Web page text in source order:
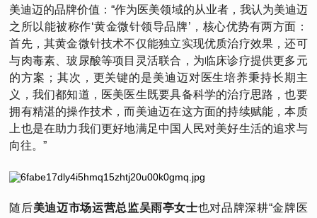
美迪迈的品牌价值：“作为医美领域的从业者，我认为美迪迈
之所以能被称作‘黄金微针领导品牌’，核心优势有两方面：
首先，其黄金微针技术不仅能独立实现优质治疗效果，还可
与肉毒素、玻尿酸等项目灵活联合，为临床诊疗提供更多元
的方案；其次，更关键的是美迪迈对医生培养秉持长期主
义，我们都知道，医美医生既要具备科学的治疗思路，也要
拥有精湛的操作技术，而美迪迈在这方面的持续赋能，本质
上也是在助力我们更好地满足中国人民对美好生活的追求与
向往。”
随后美迪迈市场运营总监吴雨亭女士也对品牌深耕“金牌医